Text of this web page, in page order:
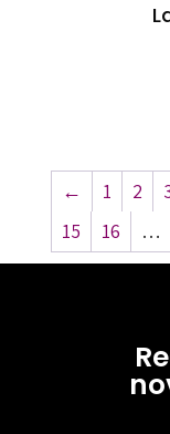
← 1 2
15
16 …